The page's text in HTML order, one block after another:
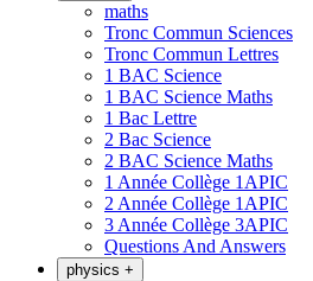
maths
Tronc Commun Sciences
Tronc Commun Lettres
1 BAC Science
1 BAC Science Maths
1 Bac Lettre
2 Bac Science
2 BAC Science Maths
1 Année Collège 1APIC
2 Année Collège 1APIC
3 Année Collège 3APIC
Questions And Answers
physics +